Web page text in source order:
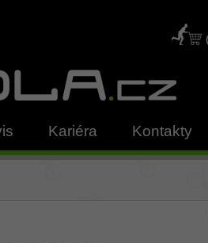
Kariéra Kontakty